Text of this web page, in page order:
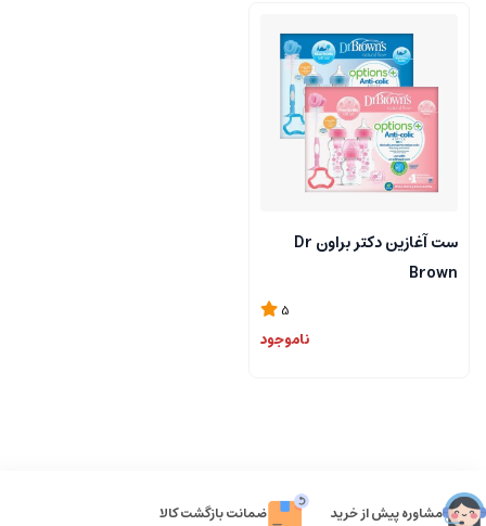
ست آغازین دکتر براون Dr
Brown
5
ناموجود
مشاوره پیش از خرید ضمانت بازگشت کالا